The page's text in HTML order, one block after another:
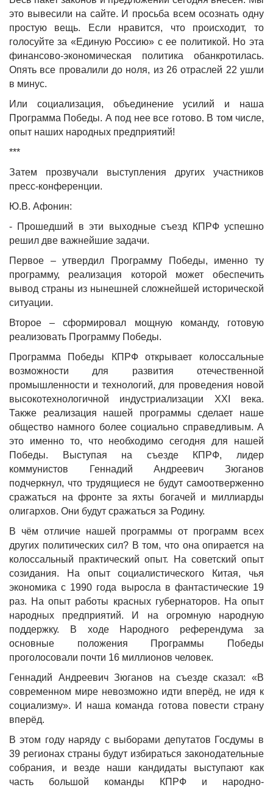
это вывесили на сайте. И просьба всем осознать одну
простую вещь. Если нравится, что происходит, то
голосуйте за «Единую Россию» с ее политикой. Но эта
финансово-экономическая политика обанкротилась.
Опять все провалили до ноля, из 26 отраслей 22 ушли
в минус.
Или социализация, объединение усилий и наша
Программа Победы. А под нее все готово. В том числе,
опыт наших народных предприятий!
***
Затем прозвучали выступления других участников
пресс-конференции.
Ю.В. Афонин:
- Прошедший в эти выходные съезд КПРФ успешно
решил две важнейшие задачи.
Первое – утвердил Программу Победы, именно ту
программу, реализация которой может обеспечить
вывод страны из нынешней сложнейшей исторической
ситуации.
Второе – сформировал мощную команду, готовую
реализовать Программу Победы.
Программа Победы КПРФ открывает колоссальные
возможности для развития отечественной
промышленности и технологий, для проведения новой
высокотехнологичной индустриализации XXI века.
Также реализация нашей программы сделает наше
общество намного более социально справедливым. А
это именно то, что необходимо сегодня для нашей
Победы. Выступая на съезде КПРФ, лидер
коммунистов Геннадий Андреевич Зюганов
подчеркнул, что трудящиеся не будут самоотверженно
сражаться на фронте за яхты богачей и миллиарды
олигархов. Они будут сражаться за Родину.
В чём отличие нашей программы от программ всех
других политических сил? В том, что она опирается на
колоссальный практический опыт. На советский опыт
созидания. На опыт социалистического Китая, чья
экономика с 1990 года выросла в фантастические 19
раз. На опыт работы красных губернаторов. На опыт
народных предприятий. И на огромную народную
поддержку. В ходе Народного референдума за
основные положения Программы Победы
проголосовали почти 16 миллионов человек.
Геннадий Андреевич Зюганов на съезде сказал: «В
современном мире невозможно идти вперёд, не идя к
социализму». И наша команда готова повести страну
вперёд.
В этом году наряду с выборами депутатов Госдумы в
39 регионах страны будут избираться законодательные
собрания, и везде наши кандидаты выступают как
часть большой команды КПРФ и народно-